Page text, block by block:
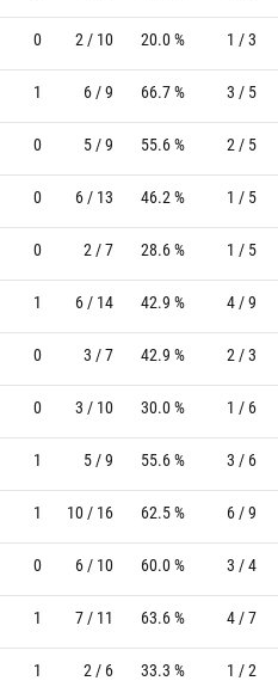
0 2 / 10 20.0 % 1 / 3
1 6 / 9 66.7 % 3 / 5
0 5 / 9 55.6 % 2 / 5
0 6 / 13 46.2 % 1 / 5
0 2 / 7 28.6 % 1 / 5
1 6 / 14 42.9 % 4 / 9
0 3 / 7 42.9 % 2 / 3
0 3 / 10 30.0 % 1 / 6
1 5 / 9 55.6 % 3 / 6
1 10 / 16 62.5 % 6 / 9
0 6 / 10 60.0 % 3 / 4
1 7 / 11 63.6 % 4 / 7
1 2 / 6 33.3 % 1 / 2